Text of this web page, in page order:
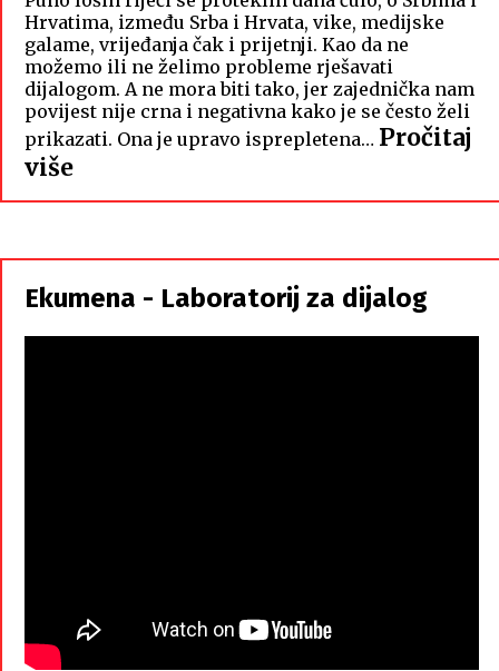
Hrvatima, između Srba i Hrvata, vike, medijske
galame, vrijeđanja čak i prijetnji. Kao da ne
možemo ili ne želimo probleme rješavati
dijalogom. A ne mora biti tako, jer zajednička nam
povijest nije crna i negativna kako je se često želi
prikazati. Ona je upravo isprepletena… Pročitaj
više:
Hrvati
Srbi,
istorodna
braća
Ekumena - Laboratorij za dijalog